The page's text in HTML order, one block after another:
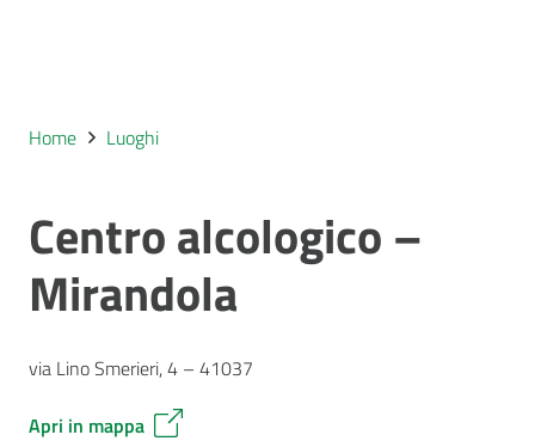
Home Luoghi
Centro alcologico –
Mirandola
via Lino Smerieri, 4 – 41037
Apri in mappa